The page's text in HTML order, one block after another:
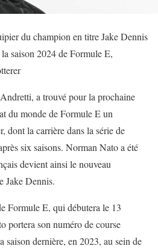
du champion en titre Jake Dennis
saison 2024 de Formule E,
a trouvé pour la prochaine
du monde de Formule E un
dont la carrière dans la série de
six saisons. Norman Nato a été
devient ainsi le nouveau
Jake Dennis.
Formule E, qui débutera le 13
portera son numéro de course
saison dernière, en 2023, au sein de